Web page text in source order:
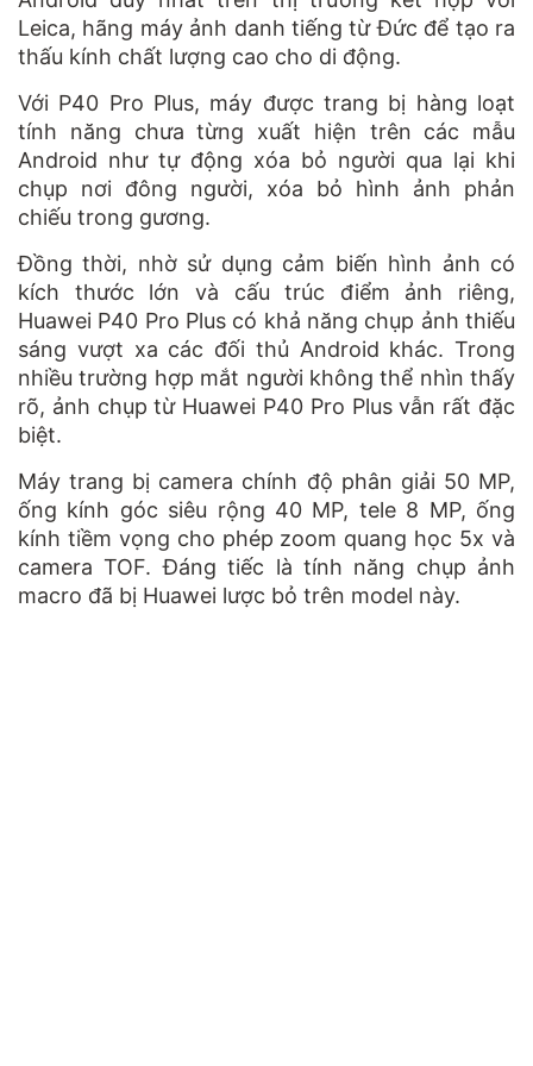
Leica, hãng máy ảnh danh tiếng từ Đức để tạo ra
thấu kính chất lượng cao cho di động.
Với P40 Pro Plus, máy được trang bị hàng loạt
tính năng chưa từng xuất hiện trên các mẫu
Android như tự động xóa bỏ người qua lại khi
chụp nơi đông người, xóa bỏ hình ảnh phản
chiếu trong gương.
Đồng thời, nhờ sử dụng cảm biến hình ảnh có
kích thước lớn và cấu trúc điểm ảnh riêng,
Huawei P40 Pro Plus có khả năng chụp ảnh thiếu
sáng vượt xa các đối thủ Android khác. Trong
nhiều trường hợp mắt người không thể nhìn thấy
rõ, ảnh chụp từ Huawei P40 Pro Plus vẫn rất đặc
biệt.
Máy trang bị camera chính độ phân giải 50 MP,
ống kính góc siêu rộng 40 MP, tele 8 MP, ống
kính tiềm vọng cho phép zoom quang học 5x và
camera TOF. Đáng tiếc là tính năng chụp ảnh
macro đã bị Huawei lược bỏ trên model này.